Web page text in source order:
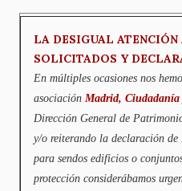
LA DESIGUAL ATENCIÓN
SOLICITADOS Y
En múltiples ocasiones nos
asociación Madrid,
Dirección General de
y/o reiterando la declaración
para sendos edificios o
protección considerábamos